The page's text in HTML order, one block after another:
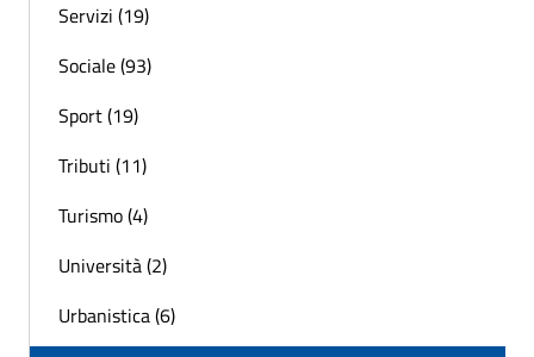
Servizi (19)
Sociale (93)
Sport (19)
Tributi (11)
Turismo (4)
Università (2)
Urbanistica (6)